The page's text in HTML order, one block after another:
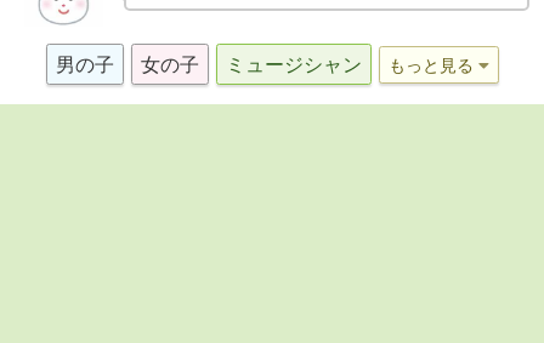
男の子 女の子 ミュージシャン もっと見る